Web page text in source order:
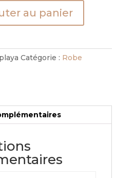
au panier
Catégorie : Robe